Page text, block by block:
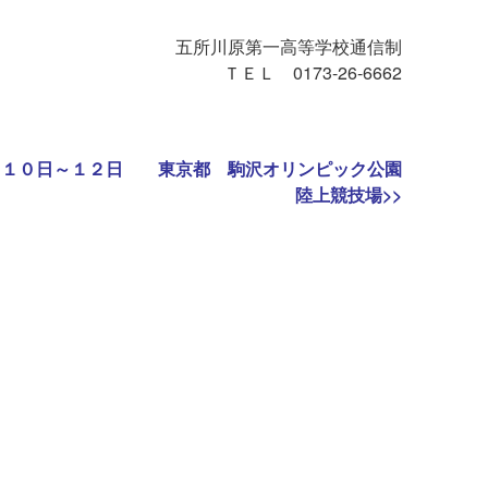
五所川原第一高等学校通信制
ＴＥＬ 0173-26-6662
１０日～１２日 東京都 駒沢オリンピック公園
陸上競技場>>